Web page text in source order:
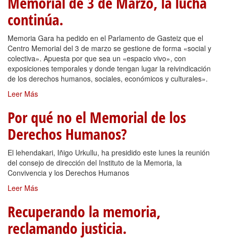
continúa.
Memoria Gara ha pedido en el Parlamento de Gasteiz que el
Centro Memorial del 3 de marzo se gestione de forma «social y
colectiva». Apuesta por que sea un «espacio vivo», con
exposiciones temporales y donde tengan lugar la reivindicación
de los derechos humanos, sociales, económicos y culturales».
Leer Más
Por qué no el Memorial de los
Derechos Humanos?
El lehendakari, Iñigo Urkullu, ha presidido este lunes la reunión
del consejo de dirección del Instituto de la Memoria, la
Convivencia y los Derechos Humanos
Leer Más
Recuperando la memoria,
reclamando justicia.